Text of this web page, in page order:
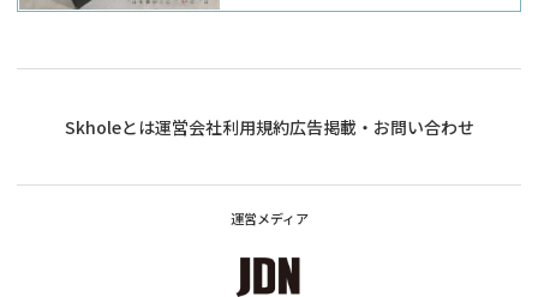
Skholeとは運営会社利用規約広告掲載・お問い合わせ
運営メディア